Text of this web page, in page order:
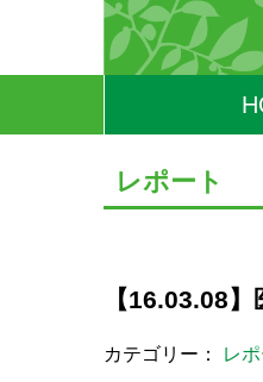
レポート
【16.03.08
カテゴリー： レ